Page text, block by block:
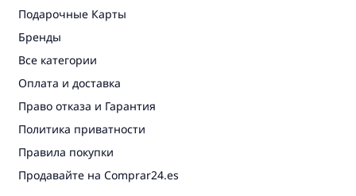
Подарочные Карты
Бренды
Все категории
Оплата и доставка
Право отказа и Гарантия
Политика приватности
Правила покупки
Продавайте на Comprar24.es